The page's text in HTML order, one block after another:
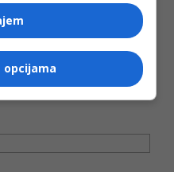
Sva polja su
opcijama